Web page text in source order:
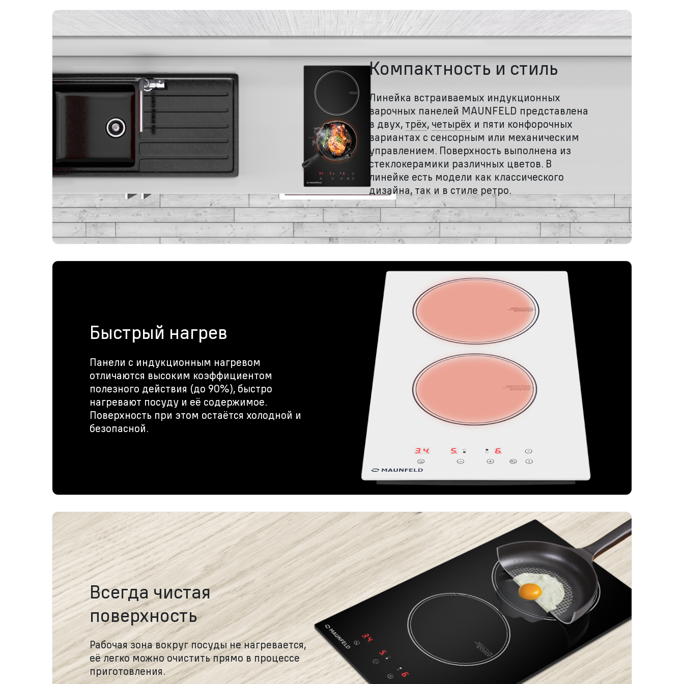
Компактность и стиль
Линейка встраиваемых индукционных
варочных панелей MAUNFELD представлена
в двух, трёх, четырёх и пяти конфорочных
вариантах с сенсорным или механическим
управлением. Поверхность выполнена из
стеклокерамики различных цветов. В
линейке есть модели как классического
дизайна, так и в стиле ретро.
Быстрый нагрев
Панели с индукционным нагревом
отличаются высоким коэффициентом
полезного действия (до 90%), быстро
нагревают посуду и её содержимое.
Поверхность при этом остаётся холодной и
безопасной.
Всегда чистая
поверхность
Рабочая зона вокруг посуды не нагревается,
её легко можно очистить прямо в процессе
приготовления.